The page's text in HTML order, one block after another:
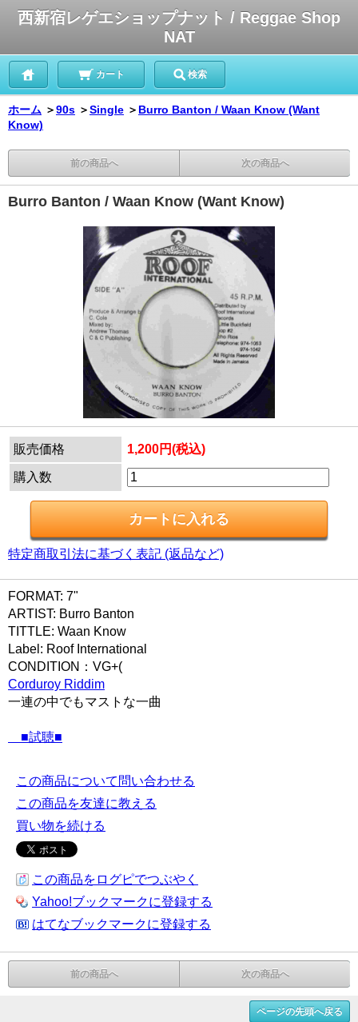
西新宿レゲエショップナット / Reggae Shop
NAT
カート 検索
ホーム ＞90s ＞Single ＞ Burro Banton / Waan Know (Want
Know)
前の商品へ 次の商品へ
Burro Banton / Waan Know (Want Know)
販売価格 1,200円(税込)
購入数
特定商取引法に基づく表記 (返品など)
FORMAT: 7"
ARTIST: Burro Banton
TITTLE: Waan Know
Label: Roof International
CONDITION：VG+(
Corduroy Riddim
一連の中でもマストな一曲
■試聴■
この商品について問い合わせる
この商品を友達に教える
買い物を続ける
この商品をログピでつぶやく
Yahoo!ブックマークに登録する
はてなブックマークに登録する
前の商品へ 次の商品へ
ページの先頭へ戻る